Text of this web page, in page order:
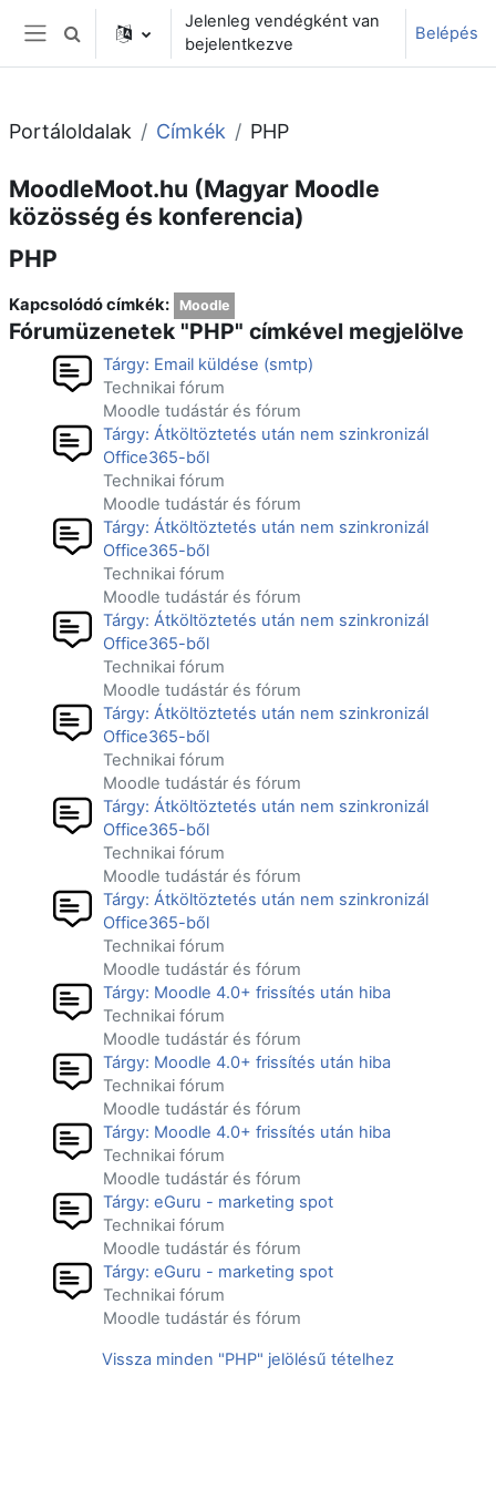
Tovább a fő tartalomhoz
Oldalpanel
Keresési bemeneti adatok váltása
Jelenleg vendégként van
bejelentkezve
Belépés
Portáloldalak Címkék PHP
MoodleMoot.hu (Magyar Moodle
közösség és konferencia)
PHP
Kapcsolódó címkék: Moodle
Fórumüzenetek "PHP" címkével megjelölve
Tárgy: Email küldése (smtp)
Technikai fórum
Moodle tudástár és fórum
Tárgy: Átköltöztetés után nem szinkronizál
Office365-ből
Technikai fórum
Moodle tudástár és fórum
Tárgy: Átköltöztetés után nem szinkronizál
Office365-ből
Technikai fórum
Moodle tudástár és fórum
Tárgy: Átköltöztetés után nem szinkronizál
Office365-ből
Technikai fórum
Moodle tudástár és fórum
Tárgy: Átköltöztetés után nem szinkronizál
Office365-ből
Technikai fórum
Moodle tudástár és fórum
Tárgy: Átköltöztetés után nem szinkronizál
Office365-ből
Technikai fórum
Moodle tudástár és fórum
Tárgy: Átköltöztetés után nem szinkronizál
Office365-ből
Technikai fórum
Moodle tudástár és fórum
Tárgy: Moodle 4.0+ frissítés után hiba
Technikai fórum
Moodle tudástár és fórum
Tárgy: Moodle 4.0+ frissítés után hiba
Technikai fórum
Moodle tudástár és fórum
Tárgy: Moodle 4.0+ frissítés után hiba
Technikai fórum
Moodle tudástár és fórum
Tárgy: eGuru - marketing spot
Technikai fórum
Moodle tudástár és fórum
Tárgy: eGuru - marketing spot
Technikai fórum
Moodle tudástár és fórum
Vissza minden "PHP" jelölésű tételhez